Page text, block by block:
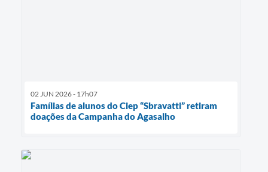
02 JUN 2026 - 17h07
Famílias de alunos do Ciep “Sbravatti” retiram
doações da Campanha do Agasalho